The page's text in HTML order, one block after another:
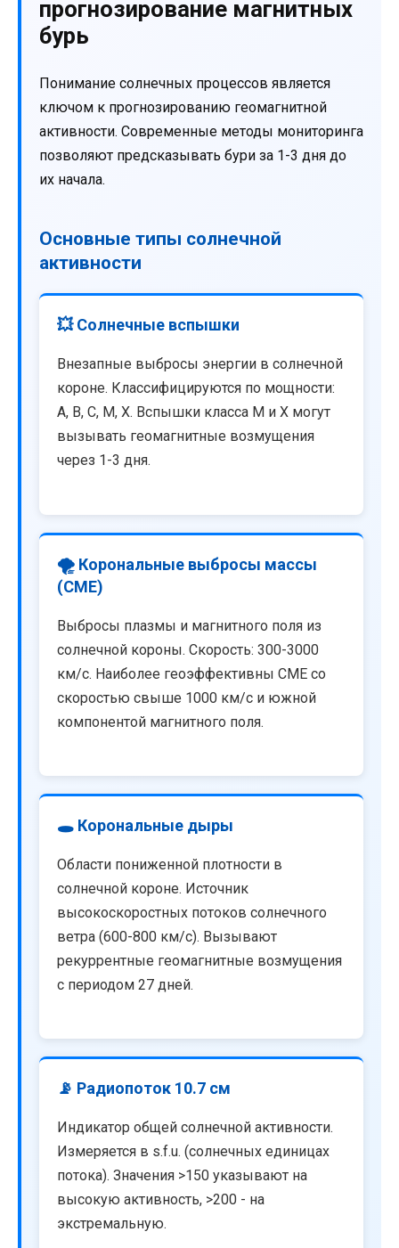
прогнозирование магнитных
бурь
Понимание солнечных процессов является
ключом к прогнозированию геомагнитной
активности. Современные методы мониторинга
позволяют предсказывать бури за 1-3 дня до
их начала.
Основные типы солнечной
активности
💥 Солнечные вспышки
Внезапные выбросы энергии в солнечной
короне. Классифицируются по мощности:
A, B, C, M, X. Вспышки класса M и X могут
вызывать геомагнитные возмущения
через 1-3 дня.
🌪️ Корональные выбросы массы
(CME)
Выбросы плазмы и магнитного поля из
солнечной короны. Скорость: 300-3000
км/с. Наиболее геоэффективны CME со
скоростью свыше 1000 км/с и южной
компонентой магнитного поля.
🕳️ Корональные дыры
Области пониженной плотности в
солнечной короне. Источник
высокоскоростных потоков солнечного
ветра (600-800 км/с). Вызывают
рекуррентные геомагнитные возмущения
с периодом 27 дней.
📡 Радиопоток 10.7 см
Индикатор общей солнечной активности.
Измеряется в s.f.u. (солнечных единицах
потока). Значения >150 указывают на
высокую активность, >200 - на
экстремальную.